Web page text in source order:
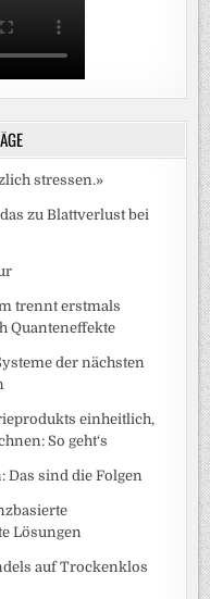
stressen.»
zu Blattverlust bei
trennt erstmals
Quanteneffekte
der nächsten
einheitlich,
So geht‘s
Das sind die Folgen
Lösungen
auf Trockenklos